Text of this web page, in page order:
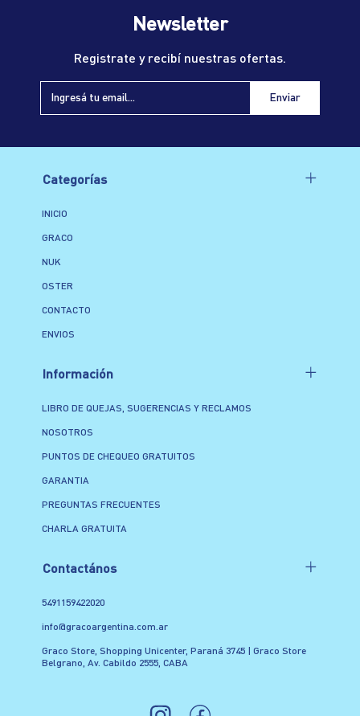
Newsletter
Registrate y recibí nuestras ofertas.
Categorías
INICIO
GRACO
NUK
OSTER
CONTACTO
ENVIOS
Información
LIBRO DE QUEJAS, SUGERENCIAS Y RECLAMOS
NOSOTROS
PUNTOS DE CHEQUEO GRATUITOS
GARANTIA
PREGUNTAS FRECUENTES
CHARLA GRATUITA
Contactános
5491159422020
info@gracoargentina.com.ar
Graco Store, Shopping Unicenter, Paraná 3745 | Graco Store
Belgrano, Av. Cabildo 2555, CABA